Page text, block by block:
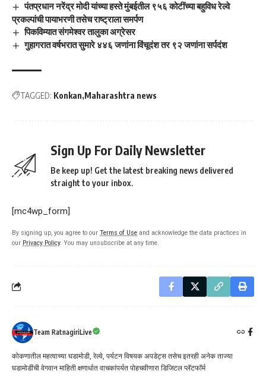
पंतप्रधान नरेंद्र मोदी यांच्या हस्ते मुंबईतील ९५६ कोटींच्या बहुविध रेल्वे
प्रकल्पांची पायाभरणी तसेच राष्ट्राला समर्पण
पिकविम्यात संगमेश्वर तालुका अग्रेसर
गुहागरात वर्षभरात सुमारे ४४६ जणांना विंचूदंश तर ९२ जणांना सर्पदंश
TAGGED: Konkan Maharashtra news
Sign Up For Daily Newsletter
Be keep up! Get the latest breaking news delivered
straight to your inbox.
[mc4wp_form]
By signing up, you agree to our Terms of Use and acknowledge the data practices in
our Privacy Policy. You may unsubscribe at any time.
Team RatnagiriLive
कोकणातील महत्वाच्या घडामोडी, रेल्वे, पर्यटन विषयक अपडेट्स तसेच इतरही अनेक ताज्या
घडामोडींची वेगवान माहिती क्षणार्धात वाचकांपर्यत पोहचवीणारा डिजिटल प्लॅटफॉर्म